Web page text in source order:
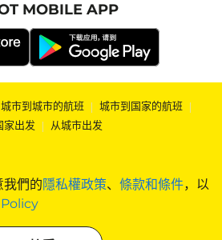
我們的隱私權政策、 條款和條件，以
MOBILE APP
城市到城市的航班 | 城市到国家的航班 |
家出发 | 从城市出发